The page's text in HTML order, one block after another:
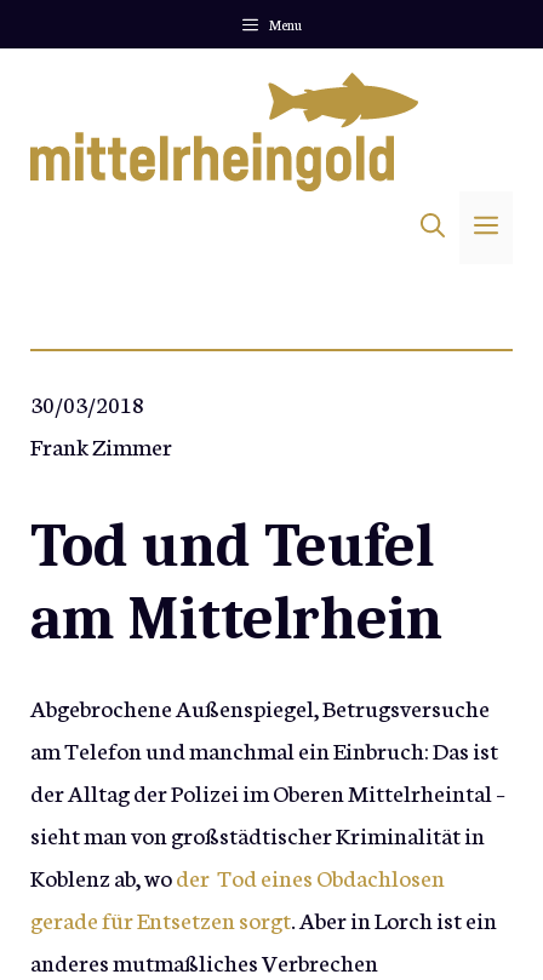
Menu
30/03/2018
Frank Zimmer
Tod und Teufel
am Mittelrhein
Abgebrochene Außenspiegel, Betrugsversuche
am Telefon und manchmal ein Einbruch: Das ist
der Alltag der Polizei im Oberen Mittelrheintal –
sieht man von großstädtischer Kriminalität in
Koblenz ab, woder Tod eines Obdachlosen
gerade für Entsetzen sorgt. Aber in Lorch ist ein
anderes mutmaßliches Verbrechen